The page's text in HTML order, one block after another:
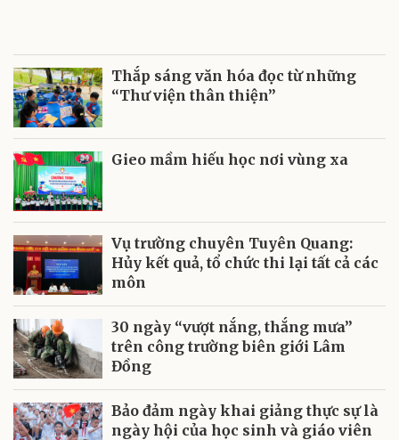
Thắp sáng văn hóa đọc từ những
“Thư viện thân thiện”
Gieo mầm hiếu học nơi vùng xa
Vụ trường chuyên Tuyên Quang:
Hủy kết quả, tổ chức thi lại tất cả các
môn
30 ngày “vượt nắng, thắng mưa”
trên công trường biên giới Lâm
Đồng
Bảo đảm ngày khai giảng thực sự là
ngày hội của học sinh và giáo viên